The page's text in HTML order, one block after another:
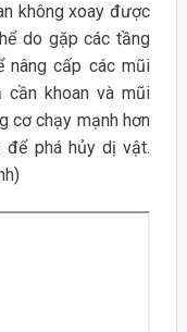
không xoay được
do gặp các tầng
nâng cấp các mũi
cần khoan và mũi
cơ chạy mạnh hơn
để phá hủy dị vật.